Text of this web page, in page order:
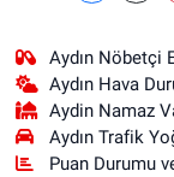
Aydın Nöbetçi
Aydın Hava
Aydin Namaz
Aydın Trafik
Puan Durumu